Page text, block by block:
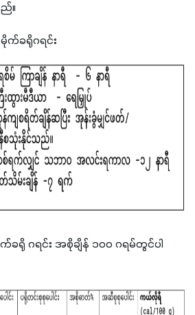
။
က်ခရိုဂရင်း
ဂရင်း အစိုချိန် ၁ဝဝ ဂရမ်တွင်ပါ